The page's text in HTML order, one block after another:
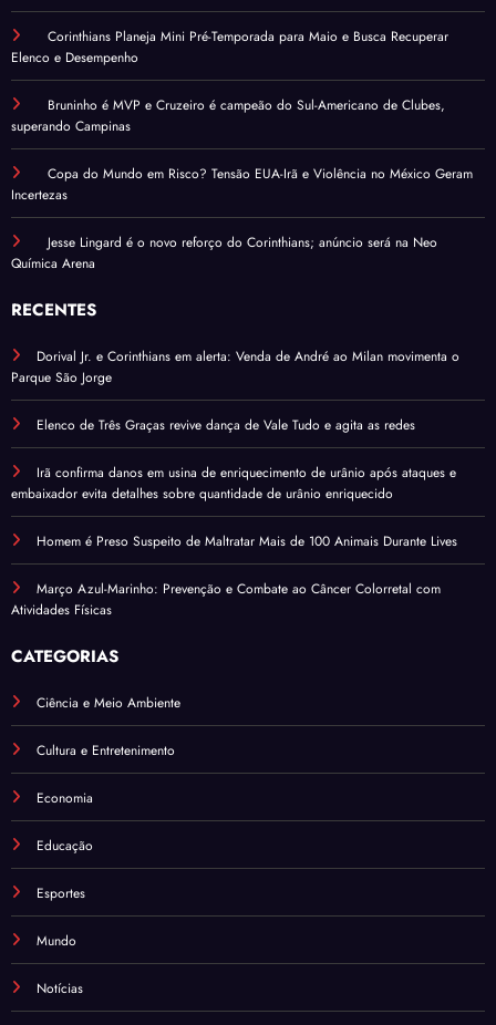
Corinthians Planeja Mini Pré-Temporada para Maio e Busca Recuperar
Elenco e Desempenho
Bruninho é MVP e Cruzeiro é campeão do Sul-Americano de Clubes,
superando Campinas
Copa do Mundo em Risco? Tensão EUA-Irã e Violência no México Geram
Incertezas
Jesse Lingard é o novo reforço do Corinthians; anúncio será na Neo
Química Arena
RECENTES
Dorival Jr. e Corinthians em alerta: Venda de André ao Milan movimenta o
Parque São Jorge
Elenco de Três Graças revive dança de Vale Tudo e agita as redes
Irã confirma danos em usina de enriquecimento de urânio após ataques e
embaixador evita detalhes sobre quantidade de urânio enriquecido
Homem é Preso Suspeito de Maltratar Mais de 100 Animais Durante Lives
Março Azul-Marinho: Prevenção e Combate ao Câncer Colorretal com
Atividades Físicas
CATEGORIAS
Ciência e Meio Ambiente
Cultura e Entretenimento
Economia
Educação
Esportes
Mundo
Notícias